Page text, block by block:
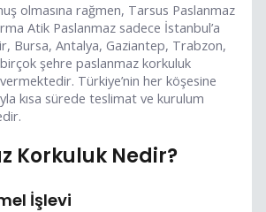
olmasına rağmen, Tarsus Paslanmaz
Atik Paslanmaz sadece İstanbul’a
Bursa, Antalya, Gaziantep, Trabzon,
şehre paslanmaz korkuluk
Türkiye’nin her köşesine
kısa sürede teslimat ve kurulum
Korkuluk Nedir?
İşlevi